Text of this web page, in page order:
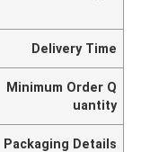
Delivery Time
Minimum Order Q
uantity
Packaging Details